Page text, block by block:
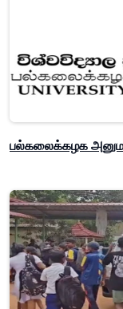
பல்கலைக்கழக